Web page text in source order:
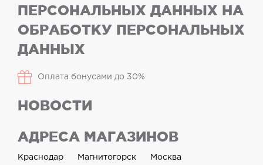
ПЕРСОНАЛЬНЫХ ДАННЫХ НА
ОБРАБОТКУ ПЕРСОНАЛЬНЫХ
ДАННЫХ
Оплата бонусами до 30%
НОВОСТИ
АДРЕСА МАГАЗИНОВ
Краснодар Магнитогорск Москва